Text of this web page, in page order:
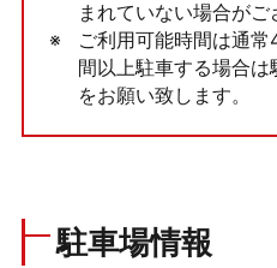
まれていない場合がご
ご利用可能時間は通
間以上駐車する場合は
をお願い致します。
駐車場情報